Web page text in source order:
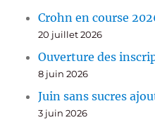
Crohn en course
20 juillet 2026
Ouverture des
8 juin 2026
Juin sans sucres
3 juin 2026